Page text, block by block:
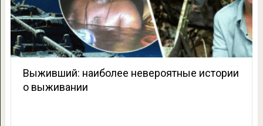
Выживший: наиболее невероятные истории
о выживании